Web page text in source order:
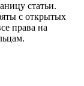
статьи.
с открытых
права на